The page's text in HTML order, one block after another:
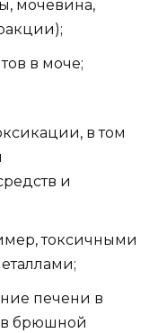
мочевина,
в моче;
в том
и
токсичными
печени в
брюшной